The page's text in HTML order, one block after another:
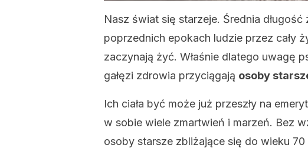
Nasz świat się starzeje. Średnia
poprzednich epokach ludzie przez cały
zaczynają żyć. Właśnie dlatego uwagę
gałęzi zdrowia przyciągają osoby
Ich ciała być może już przeszły na
w sobie wiele zmartwień i marzeń. Bez
osoby starsze zbliżające się do wieku